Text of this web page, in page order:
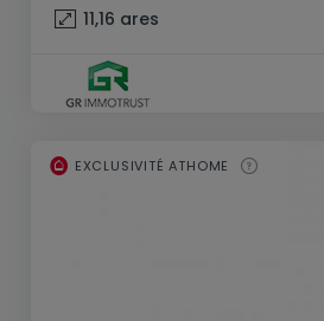
11,16 ares
EXCLUSIVITÉ ATHOME